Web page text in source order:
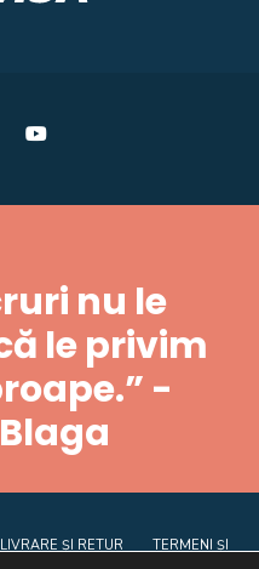
nu le
le privim
-
LIVRARE ȘI RETUR
TERMENI ȘI